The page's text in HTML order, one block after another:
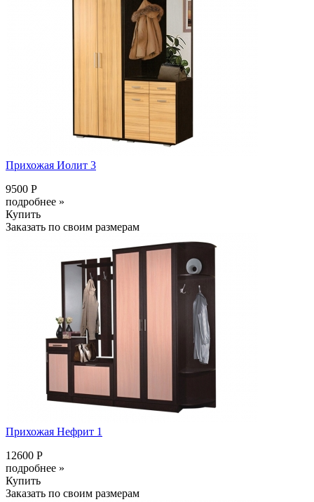
Прихожая Иолит 3
9500 Р
подробнее »
Купить
Заказать по своим размерам
Прихожая Нефрит 1
12600 Р
подробнее »
Купить
Заказать по своим размерам